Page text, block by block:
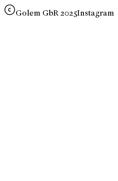
Golem GbR 2025Instagram